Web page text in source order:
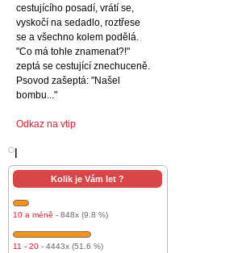
cestujícího posadí, vrátí se,
vyskočí na sedadlo, roztřese
se a všechno kolem podělá.
"Co má tohle znamenat?!"
zeptá se cestující znechuceně.
Psovod zašeptá: "Našel
bombu..."
Odkaz na vtip
Kolik je Vám let ?
10 a méně - 848x (9.8 %)
11 - 20 - 4443x (51.6 %)